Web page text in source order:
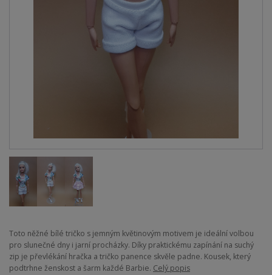
Toto něžné bílé tričko s jemným květinovým motivem je ideální volbou
pro slunečné dny i jarní procházky. Díky praktickému zapínání na suchý
zip je převlékání hračka a tričko panence skvěle padne. Kousek, který
podtrhne ženskost a šarm každé Barbie. Celý popis